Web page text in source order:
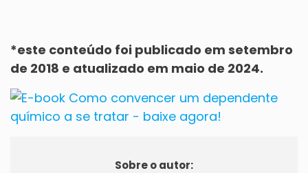
*este conteúdo foi publicado em setembro
de 2018 e atualizado em maio de 2024.
Sobre o autor: